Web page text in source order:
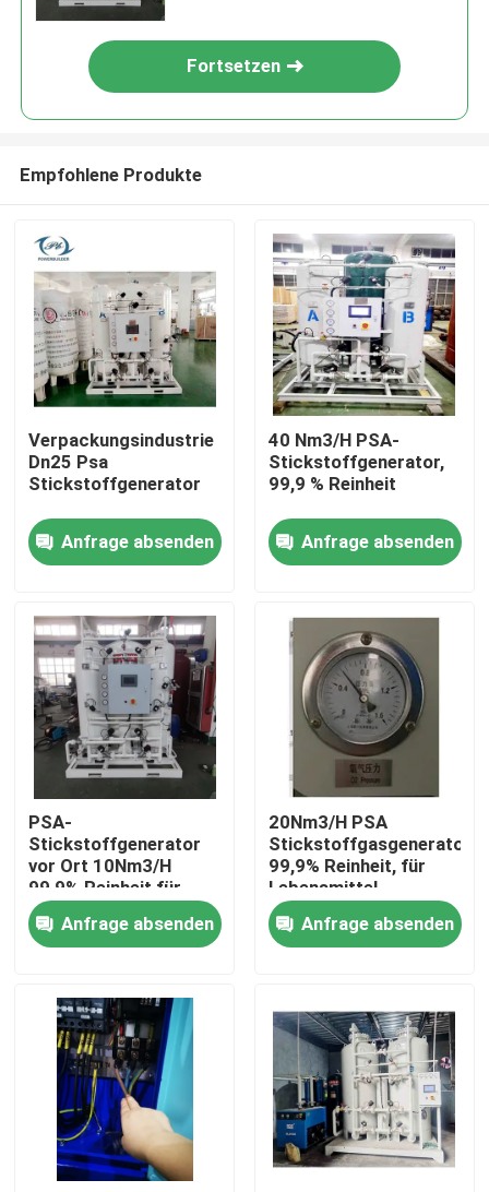
Startseite
Produkte
Videos
Über uns
Fabrik Tour
Qualitätskontrolle
Referenzen
PSA-Gasgenerator
Psa-Sauerstoff-Generator
Fortsetzen
Empfohlene Produkte
Verpackungsindustrie
Dn25 Psa
Stickstoffgenerator
Anfrage absenden
40 Nm3/H PSA-
Stickstoffgenerator,
99,9 % Reinheit
Anfrage absenden
PSA-
Stickstoffgenerator
vor Ort 10Nm3/H
99,9% Reinheit für
Lebensmittel,
Metallurgie, Chemie
Anfrage absenden
20Nm3/H PSA
Stickstoffgasgenerator
99,9% Reinheit, für
Lebensmittel,
Metallurgie, Chemie
Anfrage absenden